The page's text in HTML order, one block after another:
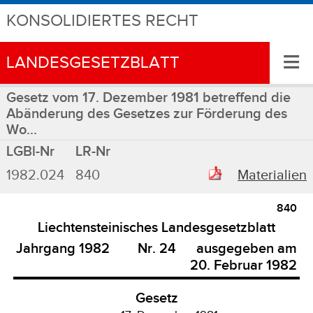
KONSOLIDIERTES RECHT
LANDESGESETZBLATT ≡
Gesetz vom 17. Dezember 1981 betreffend die
Abänderung des Gesetzes zur Förderung des
Wo...
LGBl-Nr
LR-Nr
1982.024
840 Materialien